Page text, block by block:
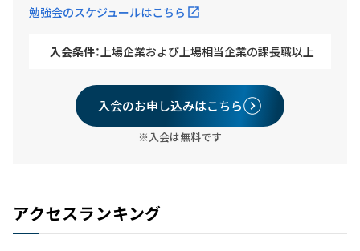
勉強会のスケジュールはこちら
入会条件： 上場企業および上場相当企業の課長職以上
入会のお申し込みはこちら
※入会は無料です
アクセスランキング